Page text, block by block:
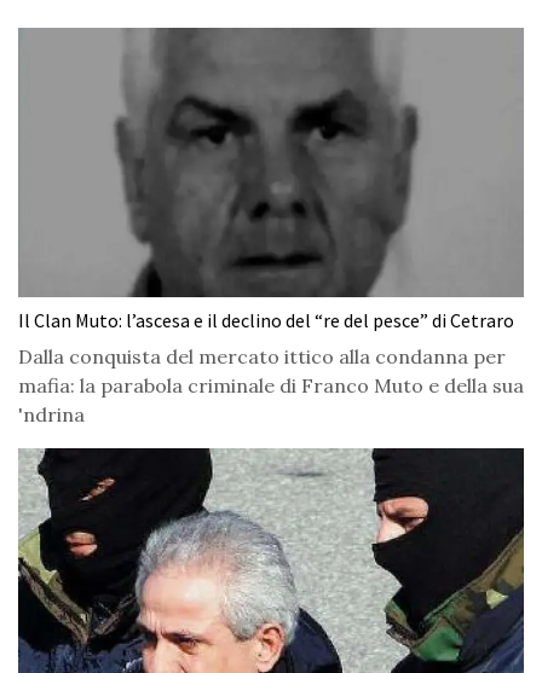
Il Clan Muto: l’ascesa e il declino del “re del pesce” di Cetraro
Dalla conquista del mercato ittico alla condanna per
mafia: la parabola criminale di Franco Muto e della sua
'ndrina